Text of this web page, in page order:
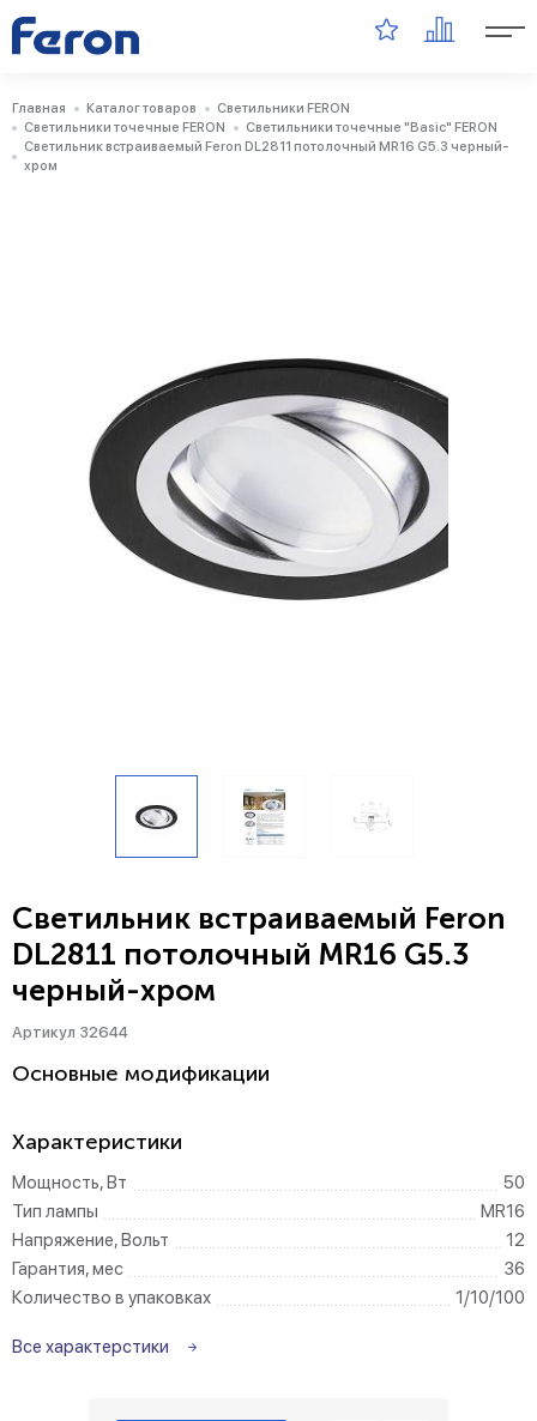
Главная Каталог товаров
Светильники FERON
Светильники точечные FERON
Светильники точечные "Basic" FERON
Светильник встраиваемый Feron DL2811 потолочный MR16 G5.3 черный-
хром
Светильник встраиваемый Feron
DL2811 потолочный MR16 G5.3
черный-хром
Артикул 32644
Основные модификации
Характеристики
Мощность, Вт
50
Тип лампы
MR16
Напряжение, Вольт
12
Гарантия, мес
36
Количество в упаковках
1/10/100
Все характерстики